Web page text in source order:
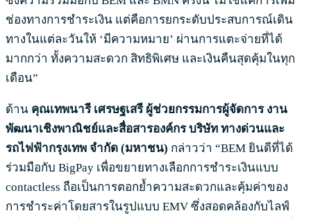
ช่องทางการชำระเงิน แต่คือการยกระดับประสบการณ์เดิน
ทางในแต่ละวันให้ ‘มีความหมาย’ ผ่านการแตะจ่ายที่ได้
มากกว่า ทั้งความสะดวก สิทธิพิเศษ และเงินคืนสุดคุ้มในทุก
เดือน”
ด้าน คุณเทพนารี เศรษฐเสรี ผู้ช่วยกรรมการผู้จัดการ งาน
พัฒนาเชิงพาณิชย์และสื่อสารองค์กร บริษัท ทางด่วนและ
รถไฟฟ้ากรุงเทพ จำกัด (มหาชน) กล่าวว่า “BEM ยินดีที่ได้
ร่วมมือกับ BigPay เพื่อขยายทางเลือกการชำระเงินแบบ
contactless ถือเป็นการตอกย้ำความสะดวกและคุ้มค่าของ
การชำระค่าโดยสารในรูปแบบ EMV ซึ่งสอดคล้องกับไลฟ์